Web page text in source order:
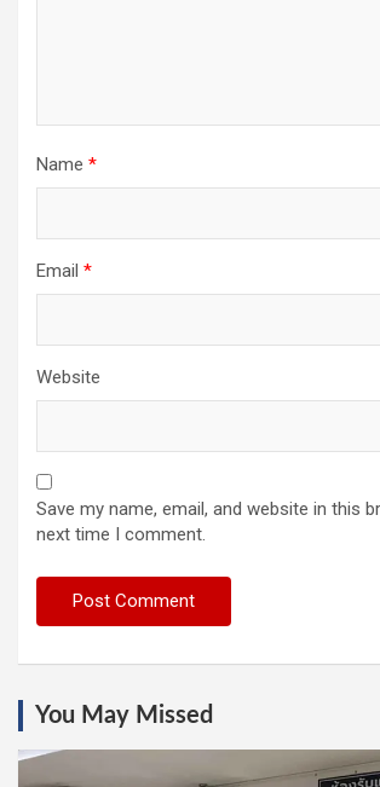
Name *
Email *
Website
Save my name, email, and website in this
next time I comment.
You May Missed